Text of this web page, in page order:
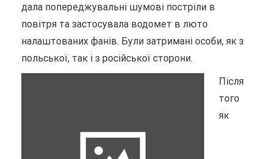
дала попереджувальні шумові постріли в
повітря та застосувала водомет в люто
налаштованих фанів. Були затримані особи, як з
польської, так і з російської сторони.
Після
того
як